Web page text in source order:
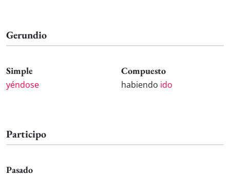
Gerundio
Simple
yéndose
Compuesto
habiendo ido
Participo
Pasado